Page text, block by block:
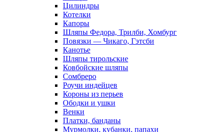
Цилиндры
Котелки
Капоры
Шляпы Федора, Трилби, Хомбург
Повязки — Чикаго, Гэтсби
Канотье
Шляпы тирольские
Ковбойские шляпы
Сомбреро
Роучи индейцев
Короны из перьев
Ободки и ушки
Венки
Платки, банданы
Мурмолки, кубанки, папахи